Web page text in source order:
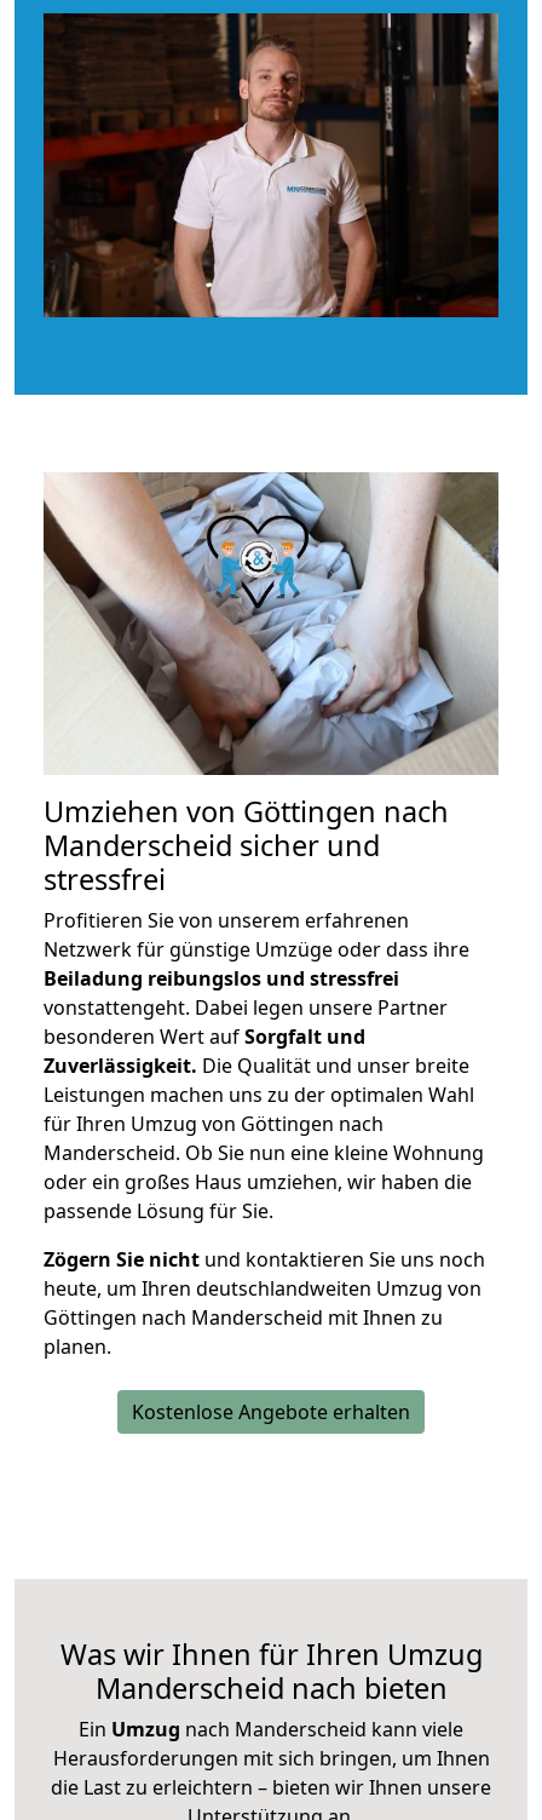
Umziehen von Göttingen nach
Manderscheid sicher und
stressfrei
Profitieren Sie von unserem erfahrenen
Netzwerk für günstige Umzüge oder dass ihre
Beiladung reibungslos und stressfrei
vonstattengeht. Dabei legen unsere Partner
besonderen Wert aufSorgfalt und
Zuverlässigkeit. Die Qualität und unser breite
Leistungen machen uns zu der optimalen Wahl
für Ihren Umzug von Göttingen nach
Manderscheid. Ob Sie nun eine kleine Wohnung
oder ein großes Haus umziehen, wir haben die
passende Lösung für Sie.
Zögern Sie nicht und kontaktieren Sie uns noch
heute, um Ihren deutschlandweiten Umzug von
Göttingen nach Manderscheid mit Ihnen zu
planen.
Kostenlose Angebote erhalten
Was wir Ihnen für Ihren Umzug
Manderscheid nach bieten
Ein Umzug nach Manderscheid kann viele
Herausforderungen mit sich bringen, um Ihnen
die Last zu erleichtern – bieten wir Ihnen unsere